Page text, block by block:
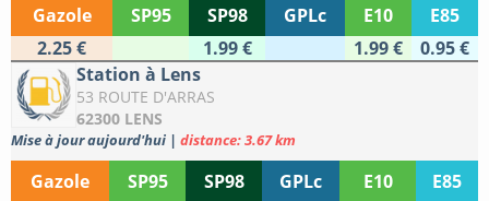
Gazole SP95 SP98 GPLc E10
E85
2.25 €
1.99 € 1.99 €
0.95 €
Station à Lens
53 ROUTE D'ARRAS
62300 LENS
Mise à jour aujourd'hui | distance: 3.67 km
Gazole SP95 SP98 GPLc E10
E85